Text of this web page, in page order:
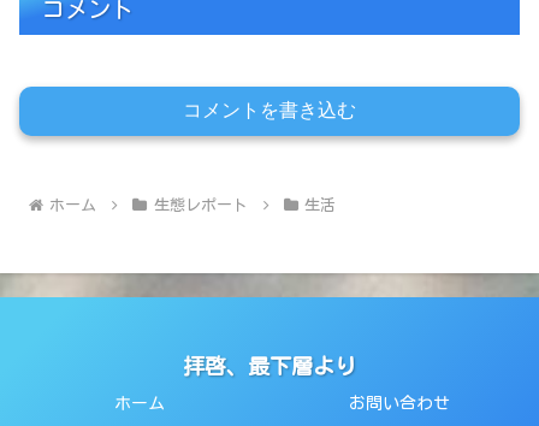
コメント
コメントを書き込む
ホーム 生態レポート 生活
拝啓、最下層より
ホーム お問い合わせ